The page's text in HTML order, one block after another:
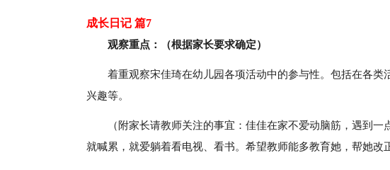
成长日记 篇7
观察重点：（根据家长要求确定）
着重观察宋佳琦在幼儿园各项活动中的参与性。包括在各类
兴趣等。
（附家长请教师关注的事宜：佳佳在家不爱动脑筋，遇到
就喊累，就爱躺着看电视、看书。希望教师能多教育她，帮她改